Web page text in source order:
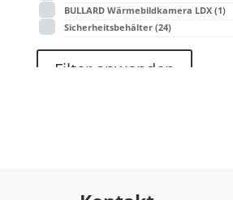
BULLARD Wärmebildkamera LDX (1)
Sicherheitsbehälter (24)
Filter anwenden